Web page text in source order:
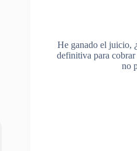
He ganado el juicio,
definitiva para
no